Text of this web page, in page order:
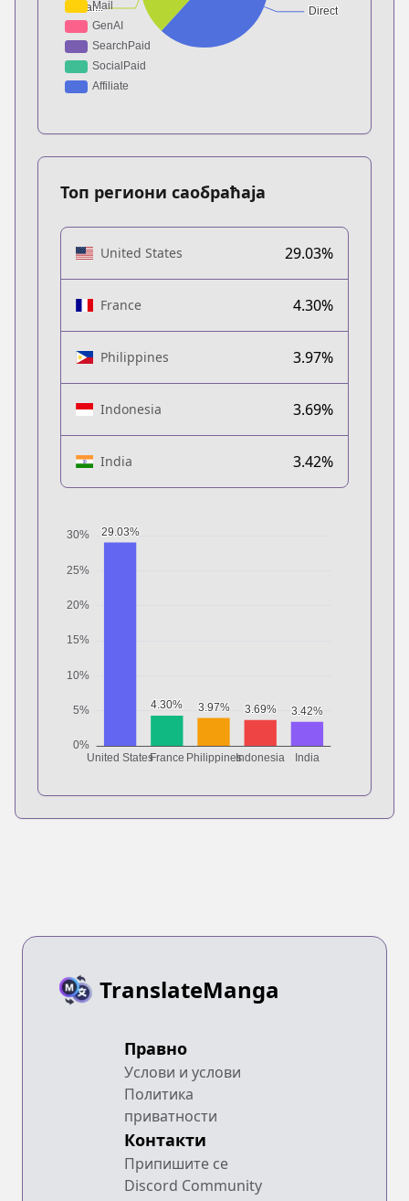
Топ региони саобраћаја
United States 29.03%
France 4.30%
Philippines 3.97%
Indonesia 3.69%
India 3.42%
TranslateManga
Правно
Услови и услови
Политика
приватности
Контакти
Припишите се
Discord Community